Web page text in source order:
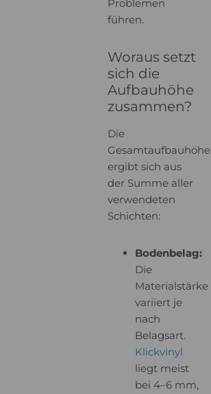
Problemen
führen.
Woraus setzt
sich die
Aufbauhöhe
zusammen?
Die
Gesamtaufbauhöhe
ergibt sich aus
der Summe aller
verwendeten
Schichten:
Bodenbelag:
Die
Materialstärke
variiert je
nach
Belagsart.
Klickvinyl
liegt meist
bei 4–6 mm,